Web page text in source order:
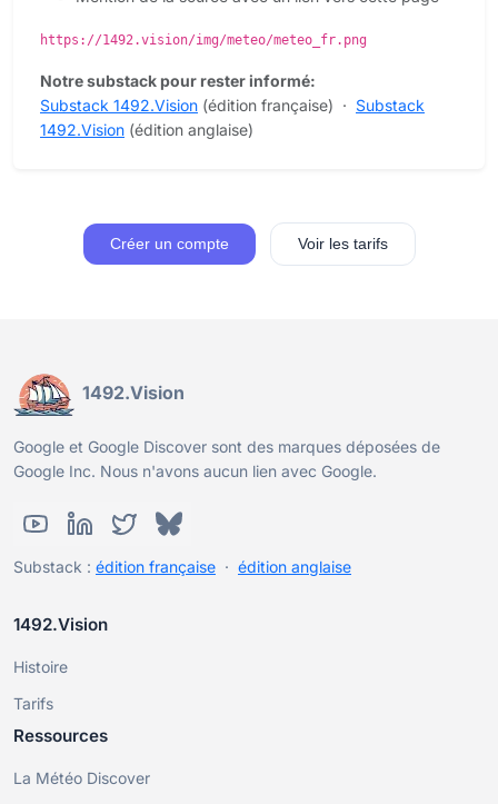
https://1492.vision/img/meteo/meteo_fr.png
Notre substack pour rester informé:
Substack 1492.Vision (édition française) · Substack
1492.Vision (édition anglaise)
Créer un compte Voir les tarifs
1492.Vision
Google et Google Discover sont des marques déposées de
Google Inc. Nous n'avons aucun lien avec Google.
Substack : édition française · édition anglaise
1492.Vision
Histoire
Tarifs
Ressources
La Météo Discover